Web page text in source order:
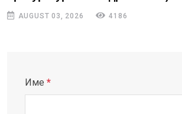
AUGUST 03, 2026 4186
Име *